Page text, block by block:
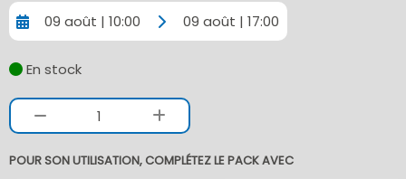
09 août | 10:00 09 août | 17:00
En stock
1
POUR SON UTILISATION, COMPLÉTEZ LE PACK AVEC